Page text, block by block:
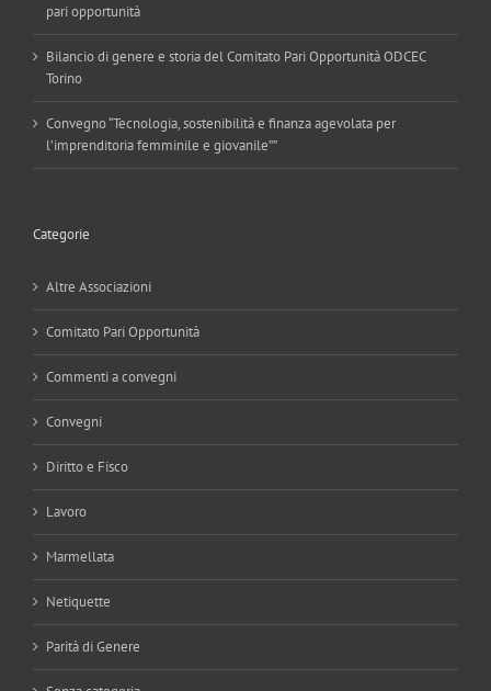
pari opportunità
Bilancio di genere e storia del Comitato Pari Opportunità ODCEC
Torino
Convegno “Tecnologia, sostenibilità e finanza agevolata per
l’imprenditoria femminile e giovanile””
Categorie
Altre Associazioni
Comitato Pari Opportunità
Commenti a convegni
Convegni
Diritto e Fisco
Lavoro
Marmellata
Netiquette
Parità di Genere